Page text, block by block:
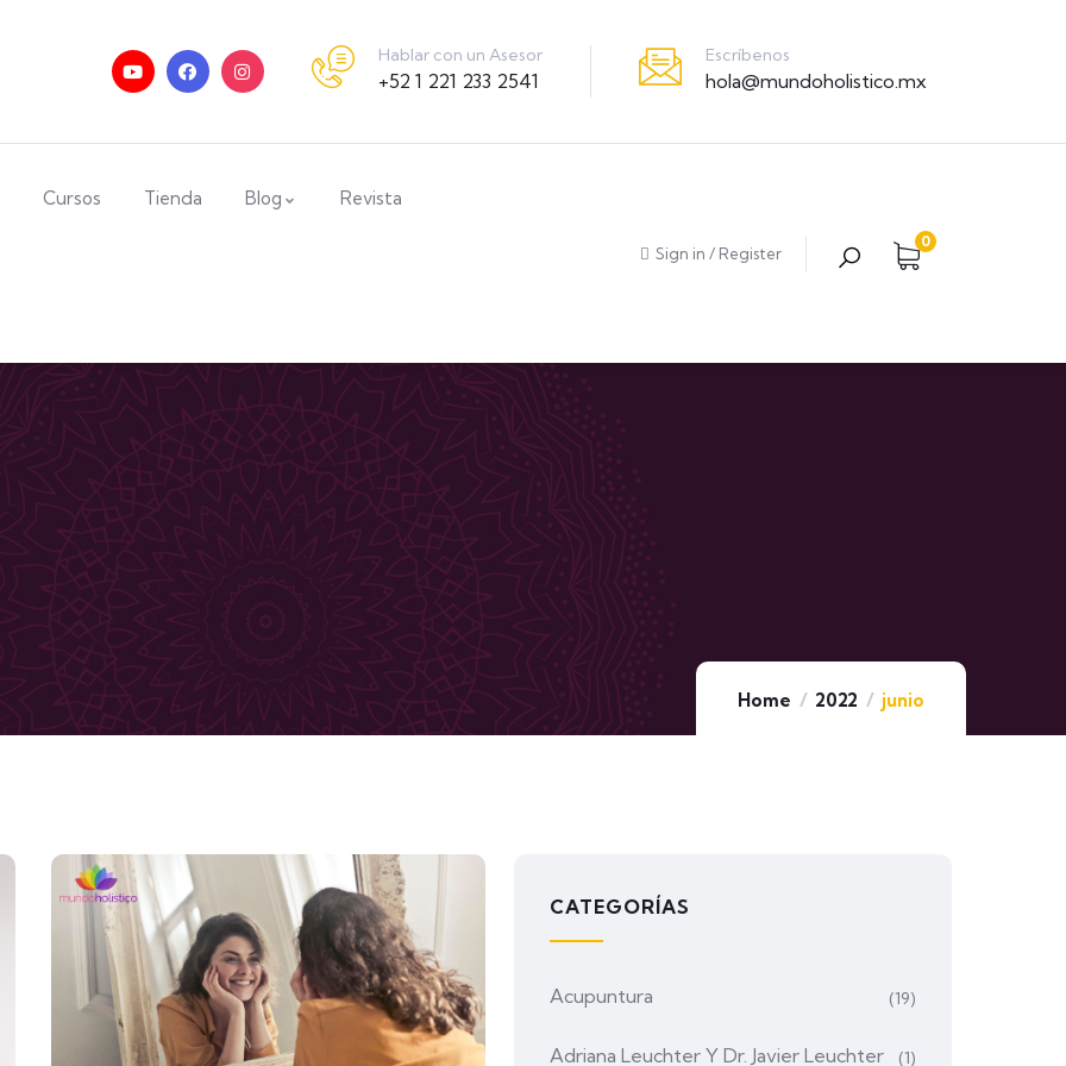
Hablar con un Asesor
+52 1 221 233 2541
Escríbenos
hola@mundoholistico.mx
Cursos Tienda Blog Revista
Sign in / Register
0
Home 2022 junio
CATEGORÍAS
Acupuntura (19)
Adriana Leuchter Y Dr. Javier Leuchter (1)